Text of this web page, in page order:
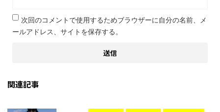
次回のコメントで使用するためブラウザーに自分の名前、メ
ールアドレス、サイトを保存する。
関連記事